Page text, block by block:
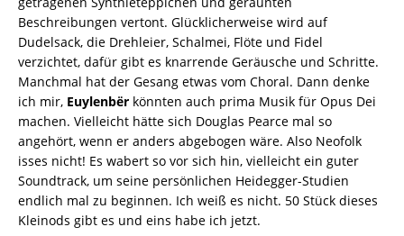
Beschreibungen vertont. Glücklicherweise wird auf
Dudelsack, die Drehleier, Schalmei, Flöte und Fidel
verzichtet, dafür gibt es knarrende Geräusche und Schritte.
Manchmal hat der Gesang etwas vom Choral. Dann denke
ich mir, Euylenb​ë​r könnten auch prima Musik für Opus Dei
machen. Vielleicht hätte sich Douglas Pearce mal so
angehört, wenn er anders abgebogen wäre. Also Neofolk
isses nicht! Es wabert so vor sich hin, vielleicht ein guter
Soundtrack, um seine persönlichen Heidegger-Studien
endlich mal zu beginnen. Ich weiß es nicht. 50 Stück dieses
Kleinods gibt es und eins habe ich jetzt.